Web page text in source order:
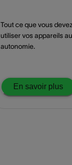
Tout ce que vous
utiliser vos appareils
autonomie.
En savoir plus